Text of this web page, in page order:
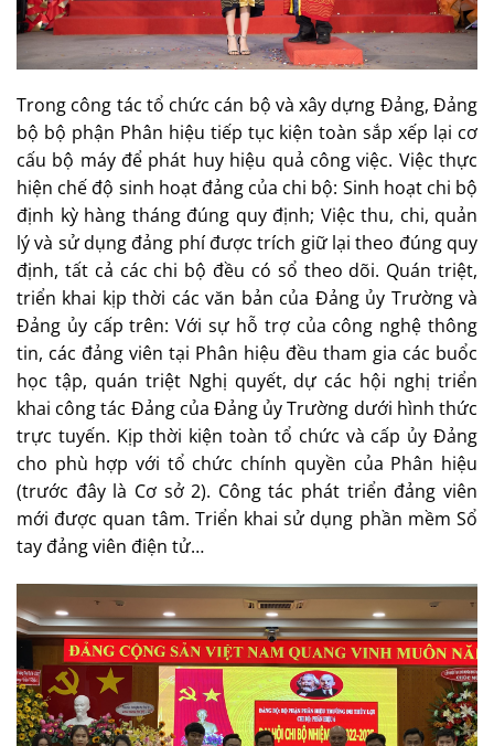
Trong công tác tổ chức cán bộ và xây dựng Đảng, Đảng
bộ bộ phận Phân hiệu tiếp tục kiện toàn sắp xếp lại cơ
cấu bộ máy để phát huy hiệu quả công việc. Việc thực
hiện chế độ sinh hoạt đảng của chi bộ: Sinh hoạt chi bộ
định kỳ hàng tháng đúng quy định; Việc thu, chi, quản
lý và sử dụng đảng phí được trích giữ lại theo đúng quy
định, tất cả các chi bộ đều có sổ theo dõi. Quán triệt,
triển khai kịp thời các văn bản của Đảng ủy Trường và
Đảng ủy cấp trên: Với sự hỗ trợ của công nghệ thông
tin, các đảng viên tại Phân hiệu đều tham gia các buổc
học tập, quán triệt Nghị quyết, dự các hội nghị triển
khai công tác Đảng của Đảng ủy Trường dưới hình thức
trực tuyến. Kịp thời kiện toàn tổ chức và cấp ủy Đảng
cho phù hợp với tổ chức chính quyền của Phân hiệu
(trước đây là Cơ sở 2). Công tác phát triển đảng viên
mới được quan tâm. Triển khai sử dụng phần mềm Sổ
tay đảng viên điện tử…